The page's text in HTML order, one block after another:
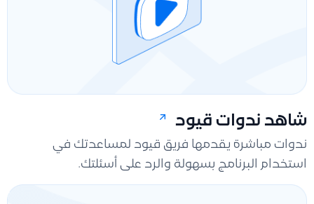
شاهد ندوات قيود
ندوات مباشرة يقدمها فريق قيود لمساعدتك في
استخدام البرنامج بسهولة والرد على أسئلتك.